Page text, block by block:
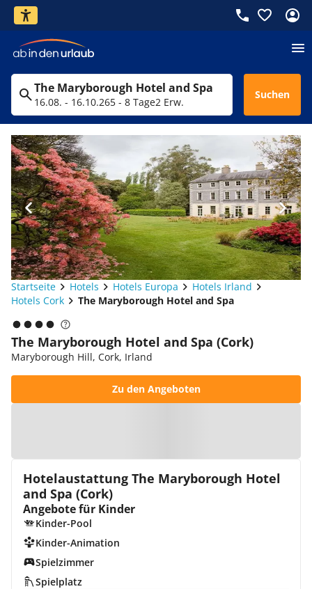
The Maryborough Hotel and Spa
16.08. - 16.10.265 - 8 Tage2 Erw.
Suchen
Startseite Hotels Hotels Europa
Hotels Irland
Hotels Cork
The Maryborough Hotel and Spa
The Maryborough Hotel and Spa (Cork)
Maryborough Hill, Cork, Irland
Zu den Angeboten
Hotelaustattung The Maryborough Hotel
and Spa (Cork)
Angebote für Kinder
Kinder-Pool
Kinder-Animation
Spielzimmer
Spielplatz